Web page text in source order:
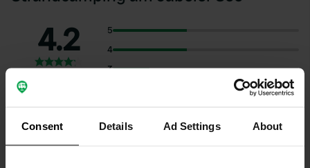
Consent Details Ad Settings About
4.2
5
4
3
Sélectionnez les sujets pour lire les critiques :